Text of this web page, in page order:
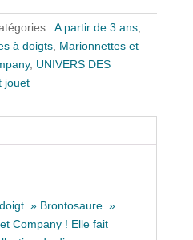
: A partir de 3 ans,
à doigts, Marionnettes et
, UNIVERS DES
jouet
» Brontosaure »
Company ! Elle fait